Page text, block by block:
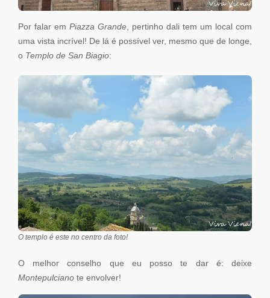
Por falar em Piazza Grande, pertinho dali tem um local com
uma vista incrível! De lá é possível ver, mesmo que de longe,
o Templo de San Biagio:
O templo é este no centro da foto!
O melhor conselho que eu posso te dar é: deixe
Montepulciano te envolver!